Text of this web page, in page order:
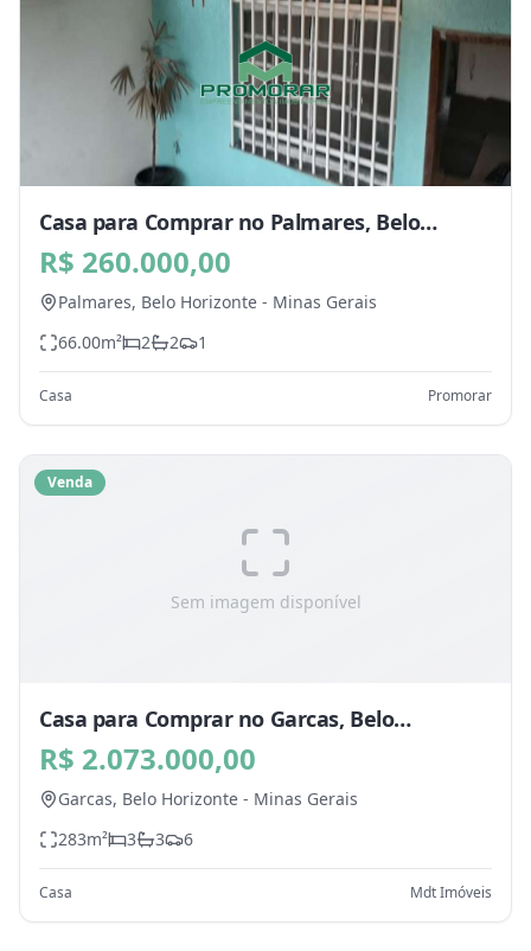
Casa para Comprar no Palmares, Belo
Horizonte - MG
R$ 260.000,00
Palmares, Belo Horizonte - Minas Gerais
66.00m² 2 2 1
Casa Promorar
Sem imagem disponível
Venda
Casa para Comprar no Garcas, Belo
Horizonte - MG
R$ 2.073.000,00
Garcas, Belo Horizonte - Minas Gerais
283m² 3 3 6
Casa Mdt Imóveis